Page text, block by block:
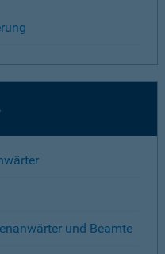
und Beamte